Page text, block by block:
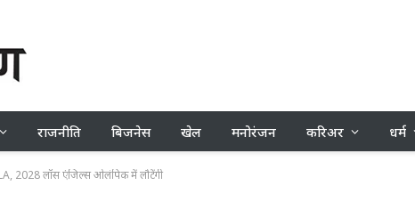
राजनीति बिजनेस खेल मनोरंजन करिअर धर्म
2028 लॉस एंजिल्स ओलंपिक में लौटेंगी